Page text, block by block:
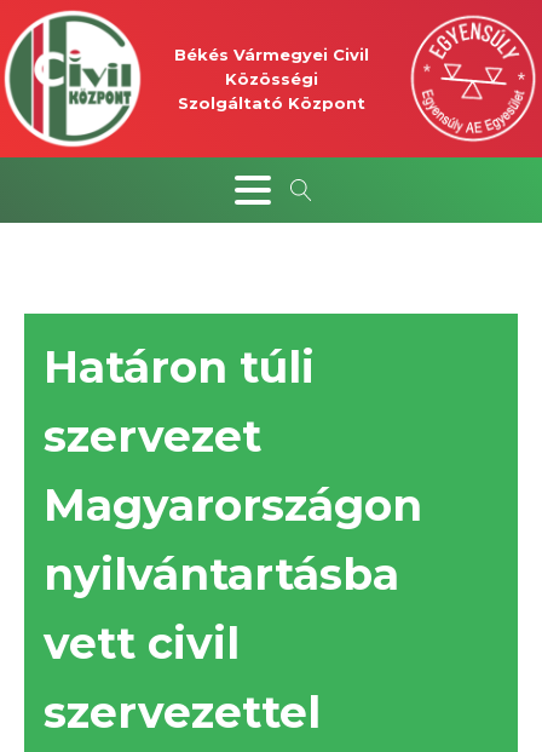
Békés Vármegyei Civil
Közösségi
Szolgáltató Központ
Határon túli
szervezet
Magyarországon
nyilvántartásba
vett civil
szervezettel